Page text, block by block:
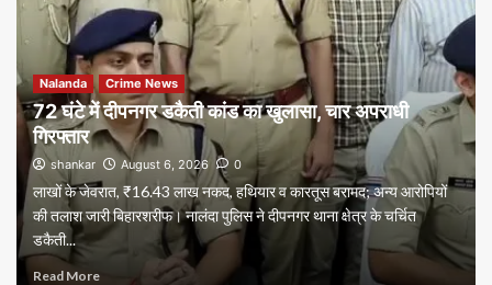
Nalanda Crime News
72 घंटे में दीपनगर डकैती कांड का खुलासा, चार अपराधी
गिरफ्तार
shankar August 6, 2026 0
लाखों के जेवरात, ₹16.43 लाख नकद, हथियार व कारतूस बरामद; अन्य आरोपियों
की तलाश जारी बिहारशरीफ। नालंदा पुलिस ने दीपनगर थाना क्षेत्र के चर्चित
डकैती...
Read More